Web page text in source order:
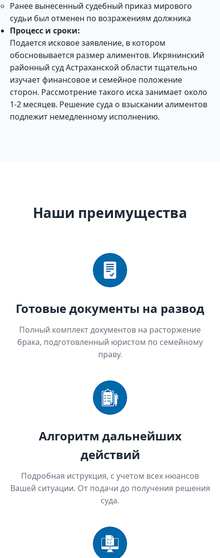
Ранее вынесенный судебный приказ мирового
судьи был отменен по возражениям должника
Процесс и сроки:
Подается исковое заявление, в котором
обосновывается размер алиментов. Икрянинский
районный суд Астраханской области тщательно
изучает финансовое и семейное положение
сторон. Рассмотрение такого иска занимает около
1-2 месяцев. Решение суда о взыскании алиментов
подлежит немедленному исполнению.
Наши преимущества
Готовые документы на развод
Полный комплект документов на расторжение
брака, подготовленный юристом по семейному
праву.
Алгоритм дальнейших
действий
Подробная иструкция, с учетом всех нюансов
Вашей ситуации. От подачи до получения решения
суда.